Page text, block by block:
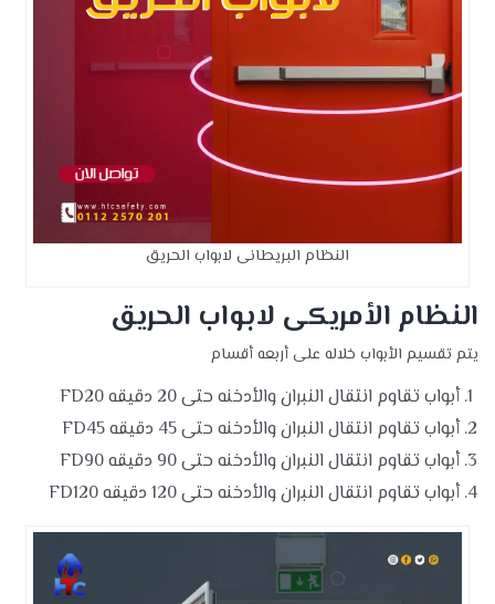
النظام البريطانى لابواب الحريق
النظام الأمريكى لابواب الحريق
يتم تقسيم الأبواب خلاله على أربعه أقسام
أبواب تقاوم انتقال النبران والأدخنه حتى 20 دقيقه FD20
أبواب تقاوم انتقال النبران والأدخنه حتى 45 دقيقه FD45
أبواب تقاوم انتقال النبران والأدخنه حتى 90 دقيقه FD90
أبواب تقاوم انتقال النبران والأدخنه حتى 120 دقيقه FD120